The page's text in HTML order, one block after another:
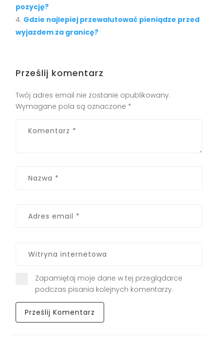
pozycję?
Gdzie najlepiej przewalutować pieniądze przed
wyjazdem za granicę?
Prześlij komentarz
Twój adres email nie zostanie opublikowany.
Wymagane pola są oznaczone *
Zapamiętaj moje dane w tej przeglądarce
podczas pisania kolejnych komentarzy.